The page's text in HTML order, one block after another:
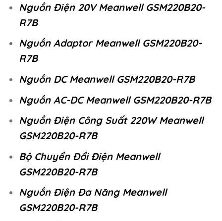
Nguồn Điện 20V Meanwell GSM220B20-
R7B
Nguồn Adaptor Meanwell GSM220B20-
R7B
Nguồn DC Meanwell GSM220B20-R7B
Nguồn AC-DC Meanwell GSM220B20-R7B
Nguồn Điện Công Suất 220W Meanwell
GSM220B20-R7B
Bộ Chuyển Đổi Điện Meanwell
GSM220B20-R7B
Nguồn Điện Đa Năng Meanwell
GSM220B20-R7B